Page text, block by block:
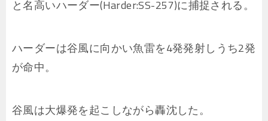
と名高いハーダー(Harder:SS-257)に捕捉される。
ハーダーは谷風に向かい魚雷を4発発射しうち2発
が命中。
谷風は大爆発を起こしながら轟沈した。